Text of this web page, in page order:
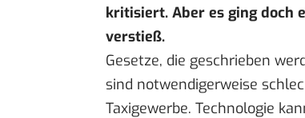
kritisiert. Aber es ging doch
verstieß.
Gesetze, die geschrieben
sind notwendigerweise
Taxigewerbe. Technologie